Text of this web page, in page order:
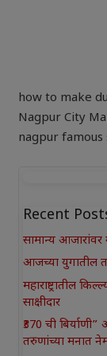
how to make
Nagpur City
nagpur famous
Recent
सामान्य आजारांवर
आजच्या युगातील
महाराष्ट्रातील
साक्षीदार
₹370 ची
तरुणांच्या मनात